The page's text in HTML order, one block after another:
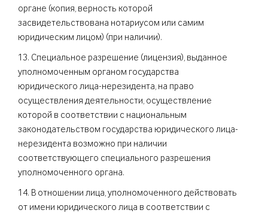
органе (копия, верность которой
засвидетельствована нотариусом или самим
юридическим лицом) (при наличии).
13. Специальное разрешение (лицензия), выданное
уполномоченным органом государства
юридического лица-нерезидента, на право
осуществления деятельности, осуществление
которой в соответствии с национальным
законодательством государства юридического лица-
нерезидента возможно при наличии
соответствующего специального разрешения
уполномоченного органа.
14. В отношении лица, уполномоченного действовать
от имени юридического лица в соответствии с